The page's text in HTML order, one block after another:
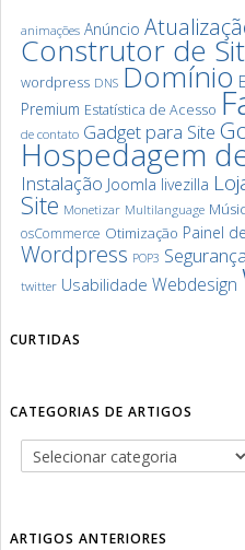
animações Anúncio
Construtor de
wordpress DNS Domínio
Premium Estatística de Acesso
de contato Gadget para Site
Hospedagem
Instalação Joomla livezilla
Site Monetizar Multilanguage
osCommerce Otimização Painel
Wordpress POP3 Segurança
twitter Usabilidade Webdesign
CURTIDAS
CATEGORIAS DE ARTIGOS
ARTIGOS ANTERIORES